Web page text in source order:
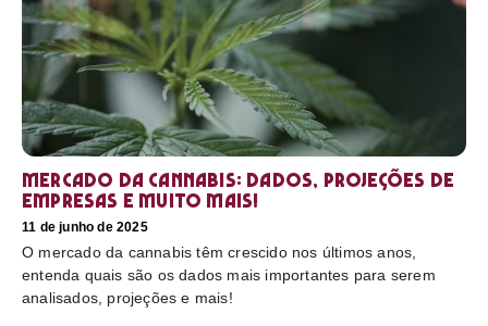
Mercado da cannabis: Dados, projeções de
empresas e muito mais!
11 de junho de 2025
O mercado da cannabis têm crescido nos últimos anos,
entenda quais são os dados mais importantes para serem
analisados, projeções e mais!